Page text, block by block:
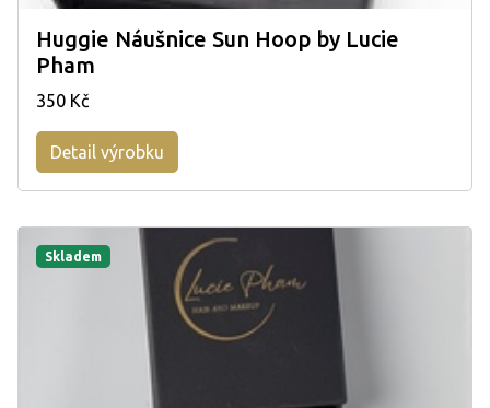
Huggie Náušnice Sun Hoop by Lucie
Pham
350 Kč
Detail výrobku
Skladem